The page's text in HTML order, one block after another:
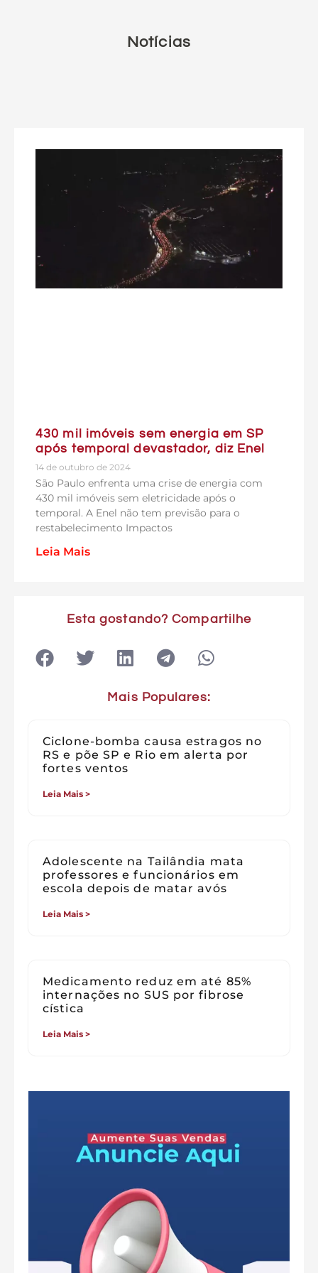
Notícias
430 mil imóveis sem energia em SP
após temporal devastador, diz Enel
14 de outubro de 2024
São Paulo enfrenta uma crise de energia com
430 mil imóveis sem eletricidade após o
temporal. A Enel não tem previsão para o
restabelecimento Impactos
Leia Mais
Esta gostando? Compartilhe
Mais Populares:
Ciclone-bomba causa estragos no
RS e põe SP e Rio em alerta por
fortes ventos
Leia Mais >
Adolescente na Tailândia mata
professores e funcionários em
escola depois de matar avós
Leia Mais >
Medicamento reduz em até 85%
internações no SUS por fibrose
cística
Leia Mais >